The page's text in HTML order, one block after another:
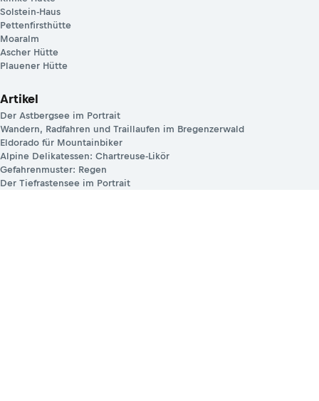
Solstein-Haus
Pettenfirsthütte
Moaralm
Ascher Hütte
Plauener Hütte
Artikel
Der Astbergsee im Portrait
Wandern, Radfahren und Traillaufen im Bregenzerwald
Eldorado für Mountainbiker
Alpine Delikatessen: Chartreuse-Likör
Gefahrenmuster: Regen
Der Tiefrastensee im Portrait